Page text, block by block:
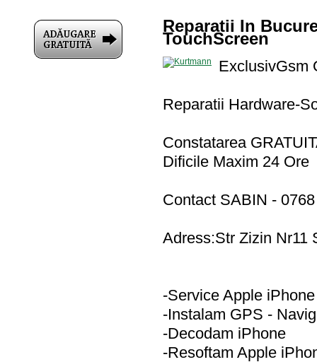
Reparatii In
TouchScreen
ExclusivGsm
Reparatii Hardware-
Constatarea
Dificile Maxim 24 Ore
Contact SABIN -
Adress:Str Zizin Nr11
-Service Apple iPhone
-Instalam GPS -
-Decodam iPhone
-Resoftam Apple